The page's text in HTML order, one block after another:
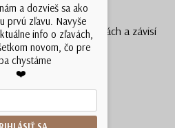
od farby na fotografiách a závisí
a dozvieš sa ako
prvú zľavu. Navyše
info o zľavách,
novom, čo pre
chystáme
❤️